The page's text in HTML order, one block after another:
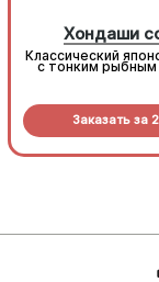
Хондаши
Классический
с тонким рыбным
Заказать за